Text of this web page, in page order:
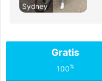
Sydney
Gratis
100%